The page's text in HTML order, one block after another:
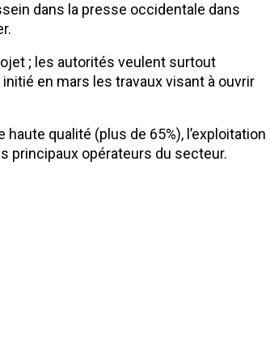
dans la presse occidentale dans
; les autorités veulent surtout
en mars les travaux visant à ouvrir
qualité (plus de 65%), l’exploitation
principaux opérateurs du secteur.